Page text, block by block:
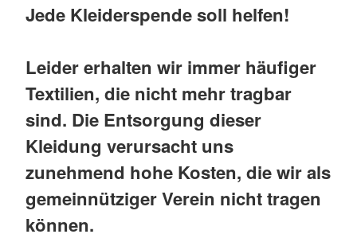
Jede Kleiderspende soll helfen!
Leider erhalten wir immer häufiger
Textilien, die nicht mehr tragbar
sind. Die Entsorgung dieser
Kleidung verursacht uns
zunehmend hohe Kosten, die wir als
gemeinnütziger Verein nicht tragen
können.